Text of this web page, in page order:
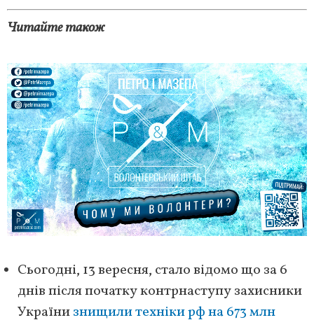
Читайте також
Сьогодні, 13 вересня, стало відомо що за 6
днів після початку контрнаступу захисники
Українизнищили техніки рф на 673 млн